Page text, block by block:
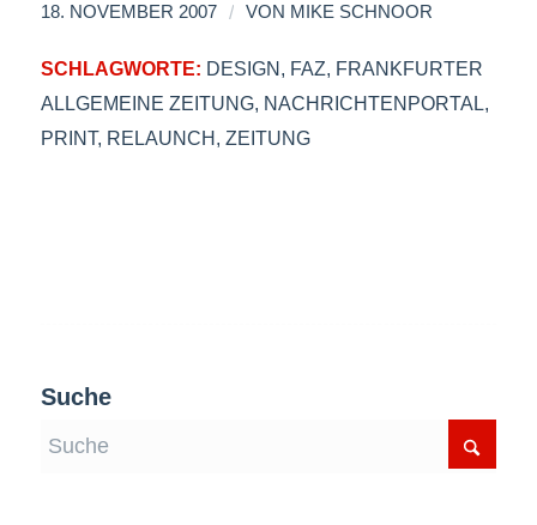
18. NOVEMBER 2007 / VON MIKE SCHNOOR
SCHLAGWORTE: DESIGN, FAZ, FRANKFURTER
ALLGEMEINE ZEITUNG, NACHRICHTENPORTAL,
PRINT, RELAUNCH, ZEITUNG
Suche